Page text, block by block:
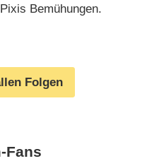
Bemühungen.
Folgen
Fans